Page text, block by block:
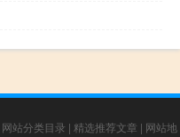
网站分类目录 | 精选推荐文章 | 网站地